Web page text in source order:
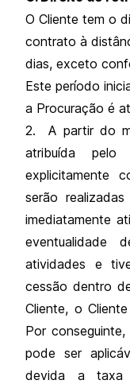
O Cliente tem o
contrato à
dias, exceto
Este período
a Procuração é
2. A partir do
atribuída
explicitamente
serão
imediatamente
eventualidade
atividades e
cessão dentro
Cliente, o
Por
pode ser
devida a taxa